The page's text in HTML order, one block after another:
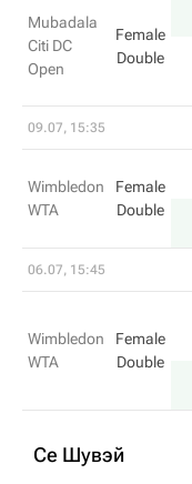
Mubadala
Citi DC
Open
Female
Double
09.07, 15:35
Wimbledon
WTA
Female
Double
06.07, 15:45
Wimbledon
WTA
Female
Double
Се Шувэй